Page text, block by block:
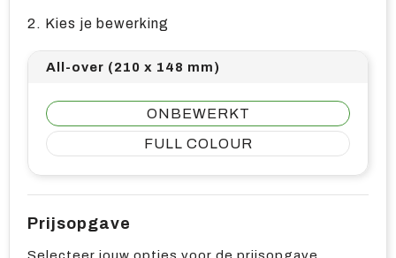
2. Kies je bewerking
All-over (210 x 148 mm)
ONBEWERKT
FULL COLOUR
Prijsopgave